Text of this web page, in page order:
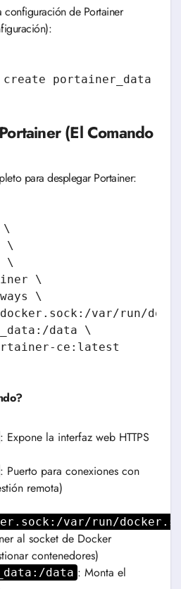
configuración de Portainer
(El Comando
para desplegar Portainer:
\
\
\
\
\
var/run/
data \
: Expone la interfaz web HTTPS
: Puerto para conexiones con
remota)
var/run/
al socket de Docker
contenedores)
data : Monta el